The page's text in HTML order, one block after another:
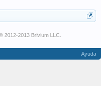
2012-2013 Brivium LLC.
Ayuda